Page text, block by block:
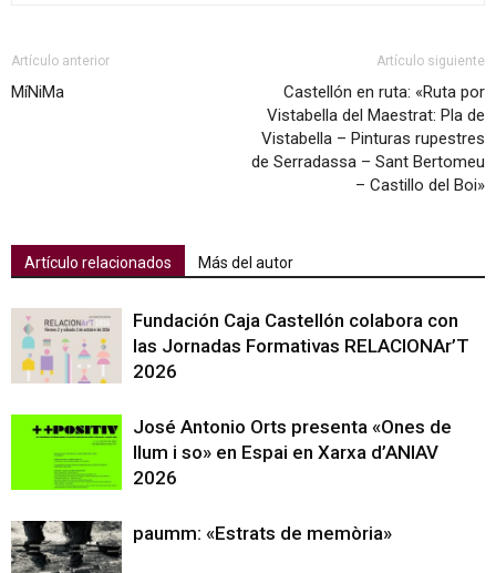
Artículo anterior
MíNiMa
Artículo siguiente
Castellón en ruta: «Ruta por
Vistabella del Maestrat: Pla de
Vistabella – Pinturas rupestres
de Serradassa – Sant Bertomeu
– Castillo del Boi»
Artículo relacionados Más del autor
Fundación Caja Castellón colabora con
las Jornadas Formativas RELACIONAr’T
2026
José Antonio Orts presenta «Ones de
llum i so» en Espai en Xarxa d’ANIAV
2026
paumm: «Estrats de memòria»